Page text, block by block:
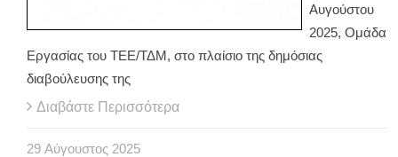
Αυγούστου
2025, Ομάδα
Εργασίας του ΤΕΕ/ΤΔΜ, στο πλαίσιο της δημόσιας
διαβούλευσης της
Διαβάστε Περισσότερα
29 Αύγουστος 2025